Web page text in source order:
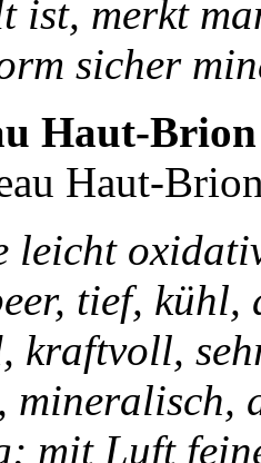
ist, merkt
sicher
Haut-
Haut-
leicht
tief,
kraftvoll,
mineralisch,
mit Luft